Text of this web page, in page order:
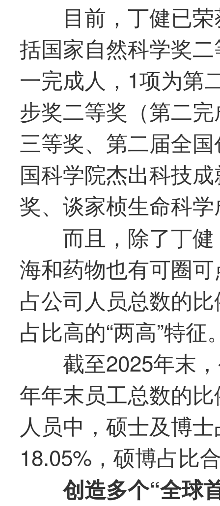
目前，丁健已
括国家自然科学奖
一完成人，1项为第
步奖二等奖（第二
三等奖、第二届全
国科学院杰出科技
奖、谈家桢生命科
而且，除了丁
海和药物也有可圈
占公司人员总数的
占比高的“两高”特征
截至2025年末
年年末员工总数的
人员中，硕士及博
18.05%，硕博占比
创造多个“全球